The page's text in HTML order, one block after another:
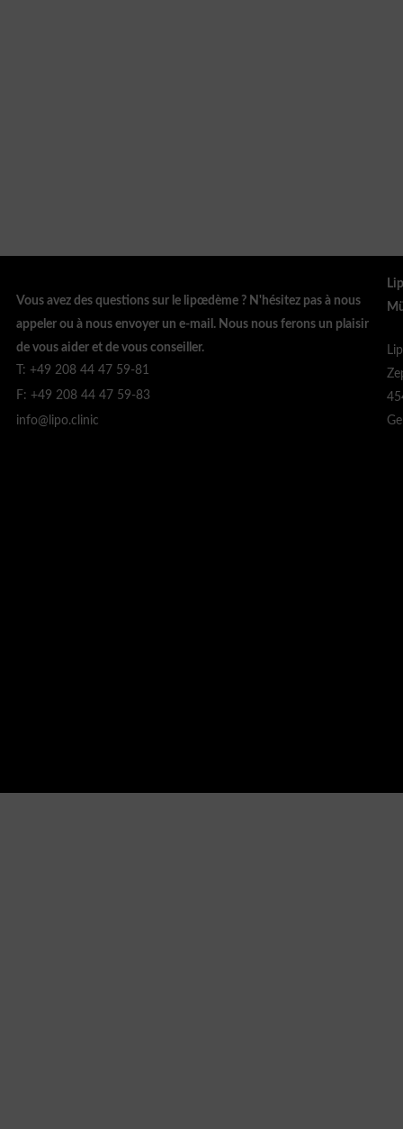
Vous avez des questions sur le lipœdème ? N'hésitez pas à nous
appeler ou à nous envoyer un e-mail. Nous nous ferons un plaisir
de vous aider et de vous conseiller.
T: +49 208 44 47 59-81
F: +49 208 44 47 59-83
info@lipo.clinic